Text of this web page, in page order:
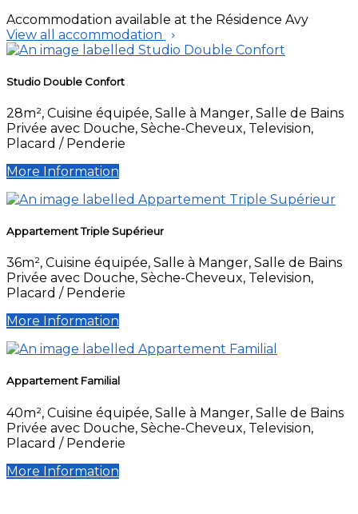
Accommodation available at the Résidence Avy
View all accommodation
Studio Double Confort
28m², Cuisine équipée, Salle à Manger, Salle de Bains
Privée avec Douche, Sèche-Cheveux, Television,
Placard / Penderie
More Information
Appartement Triple Supérieur
36m², Cuisine équipée, Salle à Manger, Salle de Bains
Privée avec Douche, Sèche-Cheveux, Television,
Placard / Penderie
More Information
Appartement Familial
40m², Cuisine équipée, Salle à Manger, Salle de Bains
Privée avec Douche, Sèche-Cheveux, Television,
Placard / Penderie
More Information